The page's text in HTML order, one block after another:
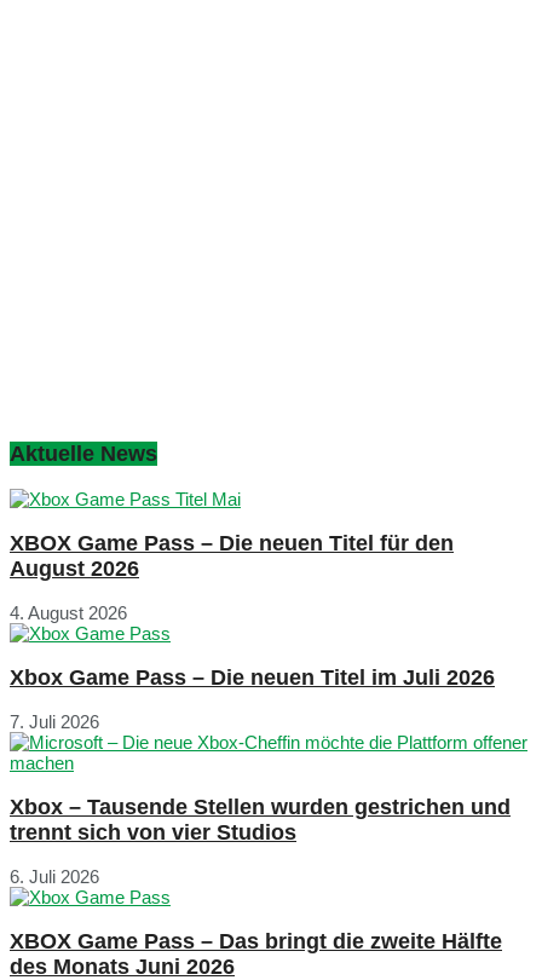
Aktuelle News
XBOX Game Pass – Die neuen Titel für den
August 2026
4. August 2026
Xbox Game Pass – Die neuen Titel im Juli 2026
7. Juli 2026
Xbox – Tausende Stellen wurden gestrichen und
trennt sich von vier Studios
6. Juli 2026
XBOX Game Pass – Das bringt die zweite Hälfte
des Monats Juni 2026